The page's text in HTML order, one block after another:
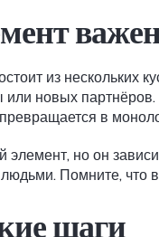
из нескольких
или новых
в
элемент, но он
Помните, что
шаги